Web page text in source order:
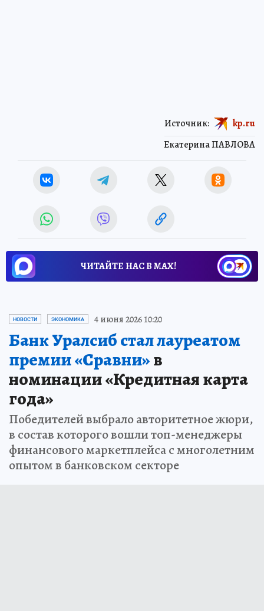
Екатерина ПАВЛОВА
Источник: kp.ru
ЧИТАЙТЕ НАС В МАХ!
НОВОСТИ ЭКОНОМИКА 4 июня 2026 10:20
Банк Уралсиб стал лауреатом
премии «Сравни»в
номинации «Кредитная карта
года»
Победителей выбрало авторитетное жюри,
в состав которого вошли топ-менеджеры
финансового маркетплейса с многолетним
опытом в банковском секторе